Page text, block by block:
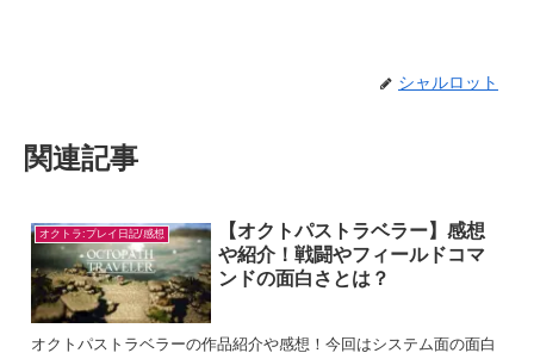
シャルロット
関連記事
オクトラ:プレイ日記/感想
【オクトパストラベラー】感想
や紹介！戦闘やフィールドコマ
ンドの面白さとは？
オクトパストラベラーの作品紹介や感想！今回はシステム面の面白